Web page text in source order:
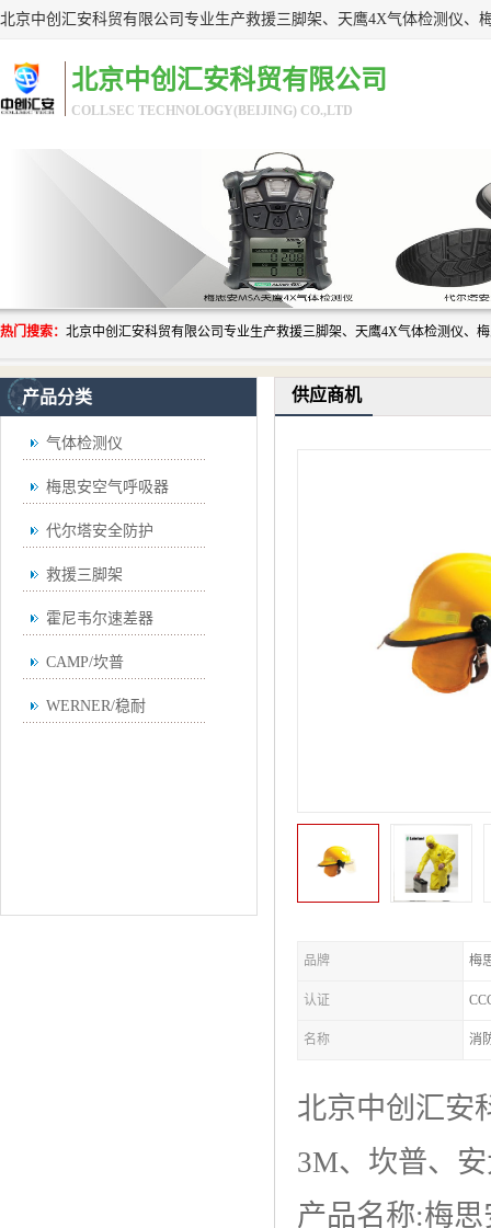
北京中创汇安科贸有限公司
COLLSEC TECHNOLOGY(BEIJING) CO.,LTD
热门搜索：
产品分类
气体检测仪
梅思安空气呼吸器
代尔塔安全防护
救援三脚架
霍尼韦尔速差器
CAMP/坎普
WERNER/稳耐
供应商机
品牌 梅
认证
名称 消
北京中创汇安
3M、坎普、
产品名称:梅思